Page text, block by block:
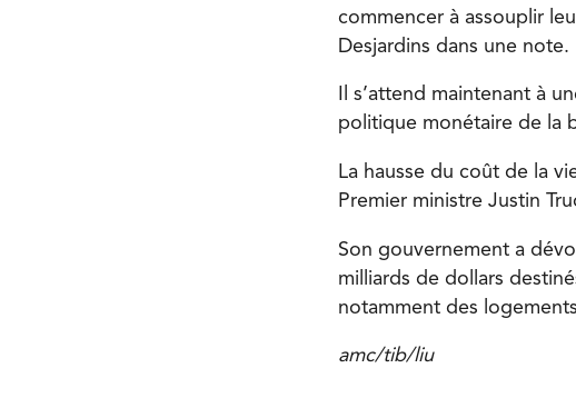
commencer à assouplir
Desjardins dans une note.
Il s’attend maintenant à
politique monétaire de la
La hausse du coût de la
Premier ministre Justin
Son gouvernement a
milliards de dollars
notamment des
amc/tib/liu